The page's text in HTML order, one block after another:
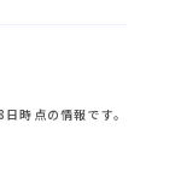
時点の情報です。